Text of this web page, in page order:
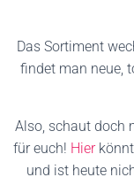
Das Sortiment
findet man neue,
Also, schaut doch
für euch! Hier
und ist heute